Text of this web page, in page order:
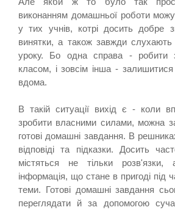
виконанням домашньої роботи
у тих учнів, котрі досить добре
винятки, а також завжди слухають
уроку. Бо одна справа - робити
класом, і зовсім інша -
вдома.
В такій ситуації вихід є - коли
зробити власними силами, можна
готові домашні завдання. В
відповіді та підказки. Досить
містяться не тільки
інформація, що стане в пригоді під
теми. Готові домашні завдання
переглядати й за допомогою